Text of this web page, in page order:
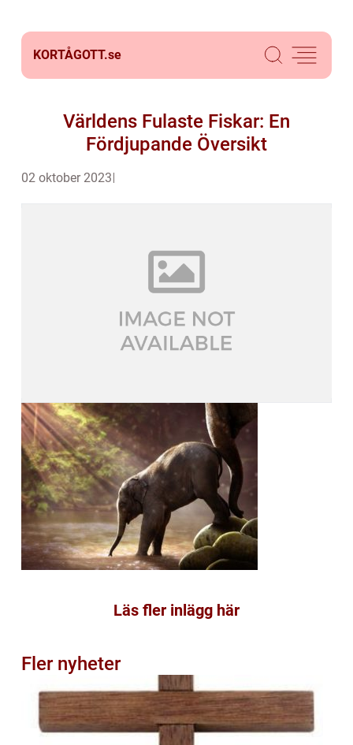
KORTÅGOTT.se
Världens Fulaste Fiskar: En
Fördjupande Översikt
02 oktober 2023
Läs fler inlägg här
Fler nyheter